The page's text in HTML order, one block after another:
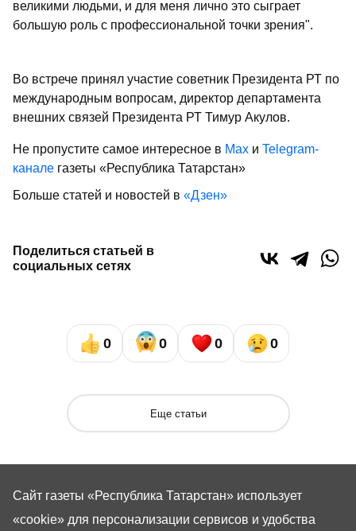
великими людьми, и для меня лично это сыграет
большую роль с профессиональной точки зрения".
Во встрече принял участие советник Президента РТ по
международным вопросам, директор департамента
внешних связей Президента РТ Тимур Акулов.
Не пропустите самое интересное в Max и Telegram-
канале газеты «Республика Татарстан»
Больше статей и новостей в «Дзен»
Поделиться статьей в
социальных сетях
0 0 0 0
Еще статьи
Сайт газеты «Республика Татарстан» использует
«cookie» для персонализации сервисов и удобства